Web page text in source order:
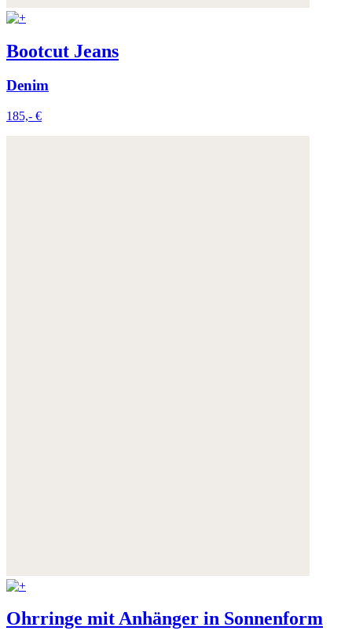
Bootcut Jeans
Denim
185,- €
Ohrringe mit Anhänger in Sonnenform